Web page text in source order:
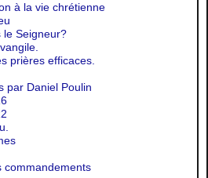
à la vie chrétienne
le Seigneur?
prières efficaces.
par Daniel Poulin
commandements